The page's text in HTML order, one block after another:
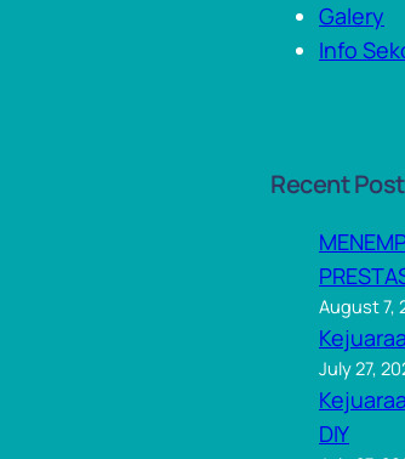
Galery
Info
Recent
August 7,
July 27,
DIY